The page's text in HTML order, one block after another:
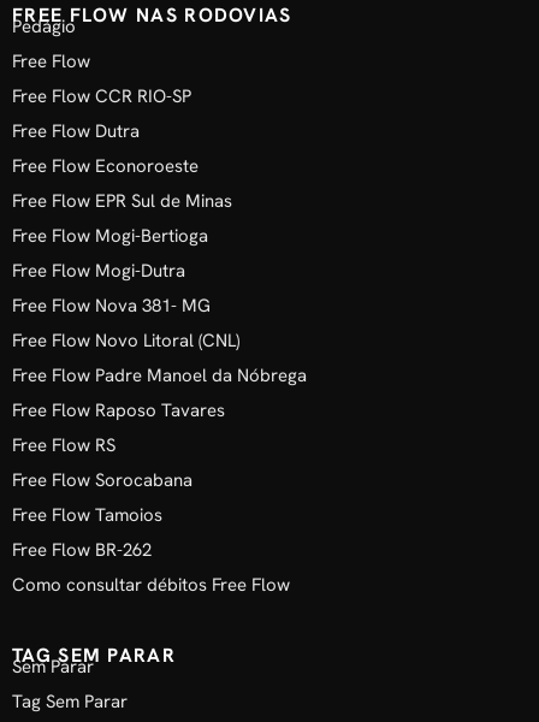
FREE FLOW NAS RODOVIAS
Pedágio
Free Flow
Free Flow CCR RIO-SP
Free Flow Dutra
Free Flow Econoroeste
Free Flow EPR Sul de Minas
Free Flow Mogi-Bertioga
Free Flow Mogi-Dutra
Free Flow Nova 381- MG
Free Flow Novo Litoral (CNL)
Free Flow Padre Manoel da Nóbrega
Free Flow Raposo Tavares
Free Flow RS
Free Flow Sorocabana
Free Flow Tamoios
Free Flow BR-262
Como consultar débitos Free Flow
TAG SEM PARAR
Sem Parar
Tag Sem Parar